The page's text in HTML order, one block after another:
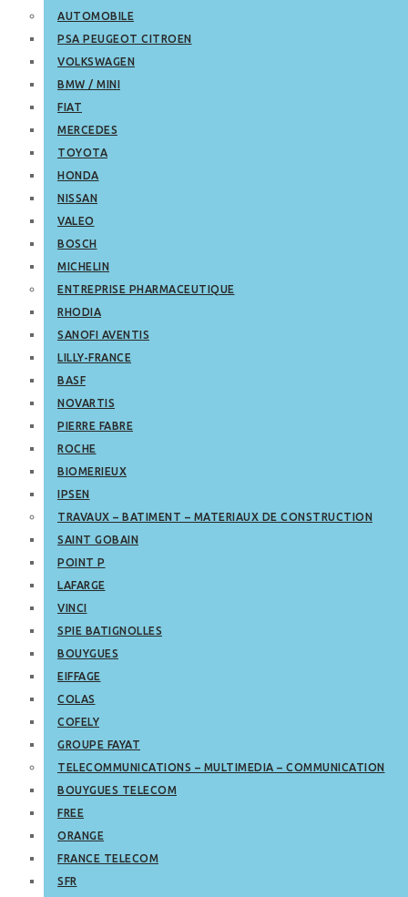
AUTOMOBILE
PSA PEUGEOT CITROEN
VOLKSWAGEN
BMW / MINI
FIAT
MERCEDES
TOYOTA
HONDA
NISSAN
VALEO
BOSCH
MICHELIN
ENTREPRISE PHARMACEUTIQUE
RHODIA
SANOFI AVENTIS
LILLY-FRANCE
BASF
NOVARTIS
PIERRE FABRE
ROCHE
BIOMERIEUX
IPSEN
TRAVAUX – BATIMENT – MATERIAUX DE CONSTRUCTION
SAINT GOBAIN
POINT P
LAFARGE
VINCI
SPIE BATIGNOLLES
BOUYGUES
EIFFAGE
COLAS
COFELY
GROUPE FAYAT
TELECOMMUNICATIONS – MULTIMEDIA – COMMUNICATION
BOUYGUES TELECOM
FREE
ORANGE
FRANCE TELECOM
SFR